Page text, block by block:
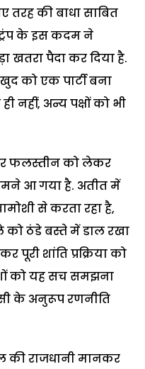
तरह की बाधा साबित
के इस कदम ने
खतरा पैदा कर दिया है.
को एक पार्टी बना
नहीं, अन्य पक्षों को भी
फलस्तीन को लेकर
आ गया है. अतीत में
से करता रहा है,
को ठंडे बस्ते में डाल रखा
पूरी शांति प्रक्रिया को
को यह सच समझना
के अनुरूप रणनीति
की राजधानी मानकर